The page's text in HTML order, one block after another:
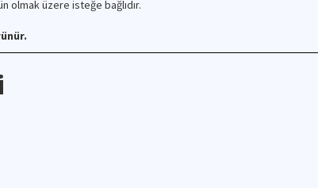
olmak üzere isteğe bağlıdır.